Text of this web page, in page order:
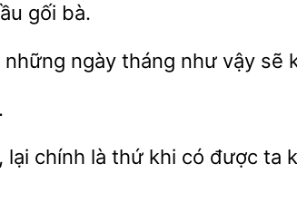
gối
ngày tháng như vậy
lại thứ khi có được ta